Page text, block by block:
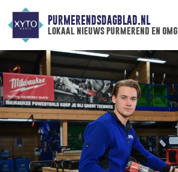
PURMERENDSDAGBLAD.NL
lokaal nieuws purmerend en